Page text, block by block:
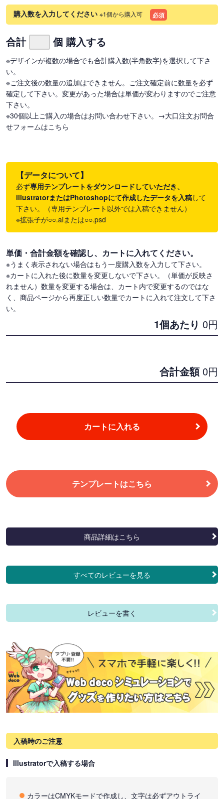
購入数を入力してください ※1個から購入可 必須
合計 個 購入する
※デザインが複数の場合でも合計購入数(半角数字)を選択して下さ
い。
※ご注文後の数量の追加はできません。ご注文確定前に数量を必ず
確定して下さい。変更があった場合は単価が変わりますのでご注意
下さい。
※30個以上ご購入の場合はお問い合わせ下さい。 →大口注文お問合
せフォームはこちら
【データについて】
必ず専用テンプレートをダウンロードしていただき、
illustratorまたはPhotoshopにて作成したデータを入稿して
下さい。（専用テンプレート以外では入稿できません）
※拡張子が○○.aiまたは○○.psd
単価・合計金額を確認し、カートに入れてください。
※うまく表示されない場合はもう一度購入数を入力して下さい。
※カートに入れた後に数量を変更しないで下さい。（単価が反映さ
れません）数量を変更する場合は、カート内で変更するのではな
く、商品ページから再度正しい数量でカートに入れて注文して下さ
い。
1個あたり 0円
合計金額 0円
カートに入れる
テンプレートはこちら
商品詳細はこちら
すべてのレビューを見る
レビューを書く
入稿時のご注意
Illustratorで入稿する場合
カラーはCMYKモードで作成し、文字は必ずアウトライ